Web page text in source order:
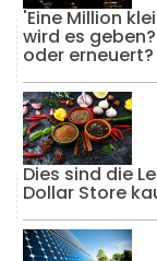
'Eine Million
wird es
oder erneuert?
Dies sind die
Dollar Store